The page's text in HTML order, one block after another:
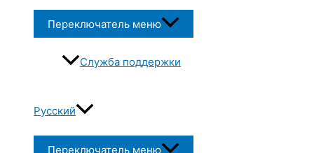
Переключатель меню
Служба поддержки
Русский
Переключатель меню